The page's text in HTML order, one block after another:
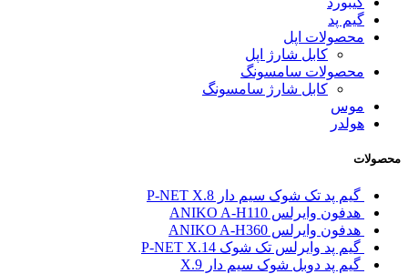
گیم پد
محصولات اپل
کابل شارژ اپل
محصولات سامسونگ
کابل شارژ سامسونگ
موس
هولدر
محصولات
گیم پد تک شوک سیم دار P-NET X.8
هدفون وایرلس ANIKO A-H110
هدفون وایرلس ANIKO A-H360
گیم پد وایرلس تک شوک P-NET X.14
گیم پد دوبل شوک سیم دار X.9